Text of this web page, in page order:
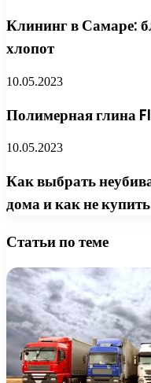
Клининг в Самаре:
хлопот
10.05.2023
Полимерная глина
10.05.2023
Как выбрать
дома и как не
Статьи по теме